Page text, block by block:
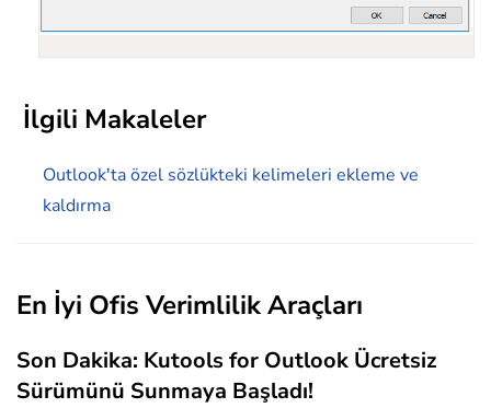
İlgili Makaleler
Outlook'ta özel sözlükteki kelimeleri ekleme ve
kaldırma
En İyi Ofis Verimlilik Araçları
Son Dakika: Kutools for Outlook Ücretsiz
Sürümünü Sunmaya Başladı!